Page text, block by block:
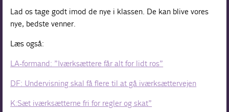
Lad os tage godt imod de nye i klassen. De kan blive vores
nye, bedste venner.
Læs også:
LA-formand: ”Iværksættere får alt for lidt ros”
DF: Undervisning skal få flere til at gå iværksættervejen
K:Sæt iværksætterne fri for regler og skat”